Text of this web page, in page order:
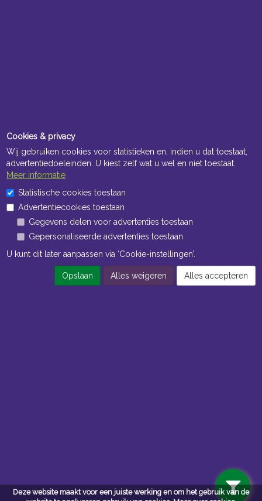
Deze website maakt voor een juiste werking en om het gebruik van de
Privacy
Cookies & privacy
Wij gebruiken cookies voor statistieken en, indien u dat toestaat,
advertentiedoeleinden. U kiest zelf wat u wel en niet toestaat.
Meer informatie
Statistische cookies toestaan
Advertentiecookies toestaan
Gegevens delen voor advertenties toestaan
Gepersonaliseerde advertenties toestaan
U kunt dit later aanpassen via ‘Cookie-instellingen’.
Opslaan Alles weigeren Alles accepteren